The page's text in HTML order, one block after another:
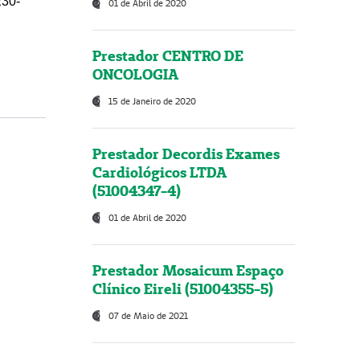
01 de Abril de 2020
Prestador CENTRO DE
ONCOLOGIA
15 de Janeiro de 2020
Prestador Decordis Exames
Cardiológicos LTDA
(51004347-4)
01 de Abril de 2020
Prestador Mosaicum Espaço
Clínico Eireli (51004355-5)
07 de Maio de 2021